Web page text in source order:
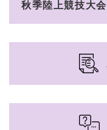
秋季陸上競技大会